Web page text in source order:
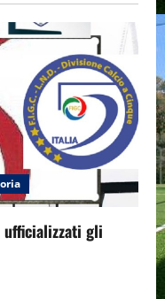
ufficializzati gli